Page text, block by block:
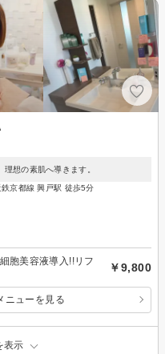
想の素肌へ導きます。
京都線 興戸駅 徒歩5分
胞美容液導入!!リフ
￥9,800
ニューを見る
表示